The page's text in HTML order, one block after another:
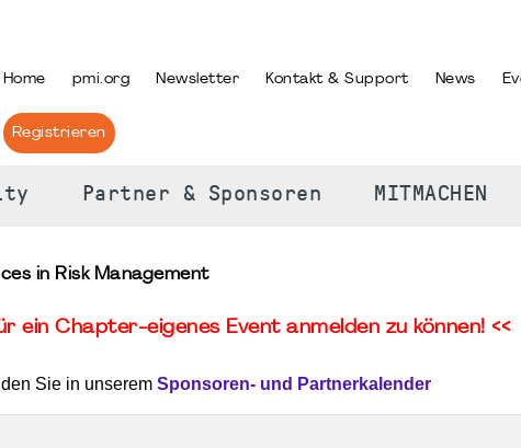
Home pmi.org Newsletter Kontakt & Support News
Registrieren
Partner & Sponsoren MITMACHEN
in Risk Management
ein Chapter-eigenes Event anmelden zu können! <<
Sie in unserem Sponsoren- und Partnerkalender